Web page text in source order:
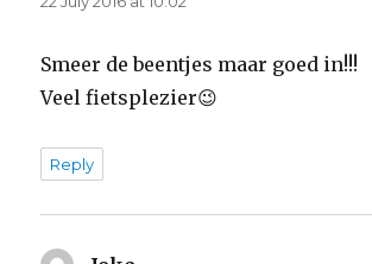
Smeer de beentjes maar goed in!!!
Veel fietsplezier😉
Reply